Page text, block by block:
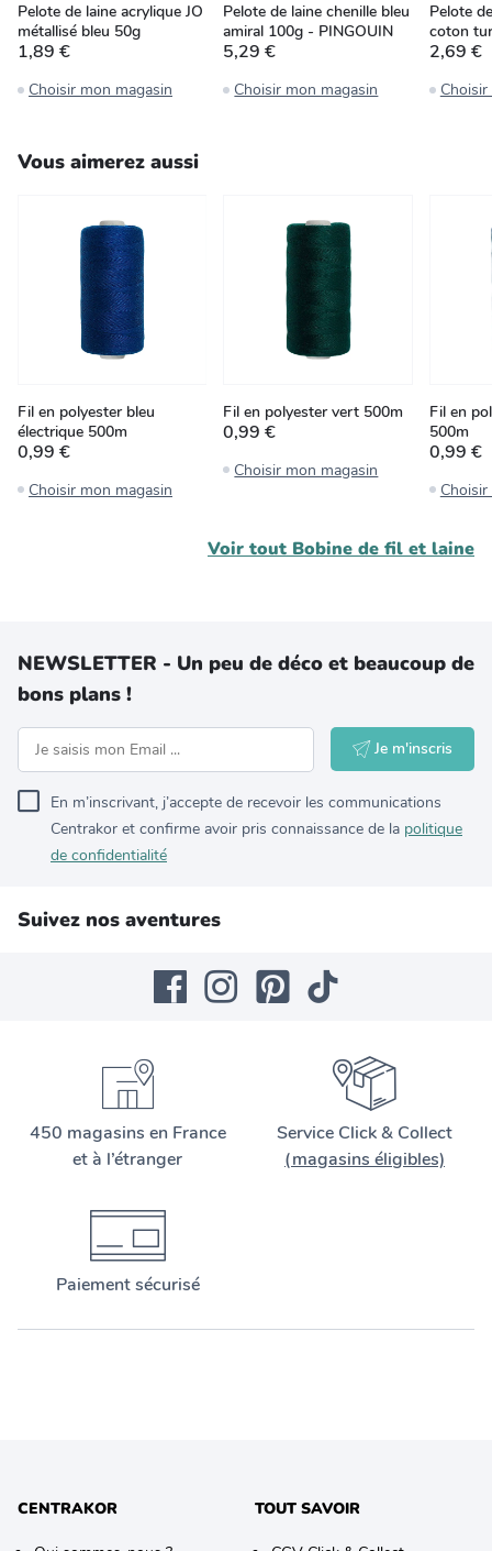
Pelote de laine acrylique JO
métallisé bleu 50g
1,89 €
Choisir mon magasin
Pelote de laine chenille bleu
amiral 100g - PINGOUIN
5,29 €
Choisir mon magasin
Pelote
coton
2,69 €
Vous aimerez aussi
Fil en polyester bleu
électrique 500m
0,99 €
Choisir mon magasin
Fil en polyester vert 500m
0,99 €
Choisir mon magasin
Fil en
500m
0,99 €
Voir tout Bobine de fil et laine
NEWSLETTER - Un peu de déco et beaucoup de
bons plans !
Je m'inscris
En m’inscrivant, j’accepte de recevoir les communications
Centrakor et confirme avoir pris connaissance de la politique
de confidentialité
Suivez nos aventures
450 magasins en France
et à l’étranger
Service Click & Collect
(magasins éligibles)
Paiement sécurisé
CENTRAKOR TOUT SAVOIR